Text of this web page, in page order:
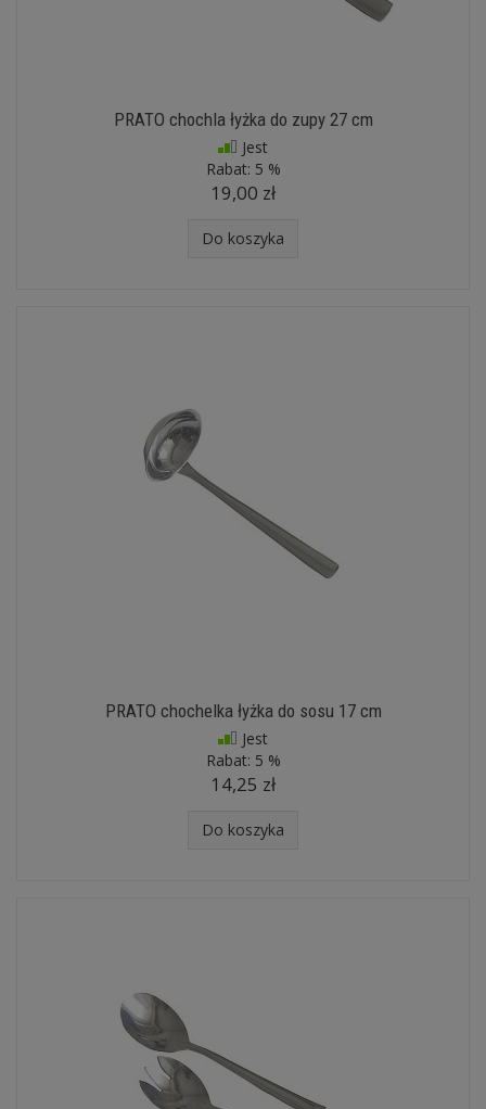
PRATO chochla łyżka do zupy 27 cm
Jest
Rabat: 5 %
19,00 zł
Do koszyka
PRATO chochelka łyżka do sosu 17 cm
Jest
Rabat: 5 %
14,25 zł
Do koszyka